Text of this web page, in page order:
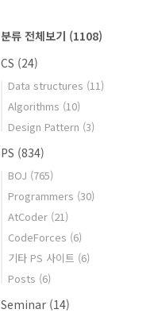
분류 전체보기 (1108)
CS (24)
Data structures (11)
Algorithms (10)
Design Pattern (3)
PS (834)
BOJ (765)
Programmers (30)
AtCoder (21)
CodeForces (6)
기타 PS 사이트 (6)
Posts (6)
Seminar (14)